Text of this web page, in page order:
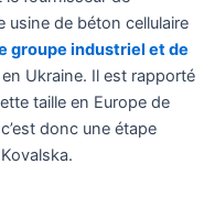
usine de béton cellulaire
groupe industriel et de
Ukraine. Il est rapporté
taille en Europe de
donc une étape